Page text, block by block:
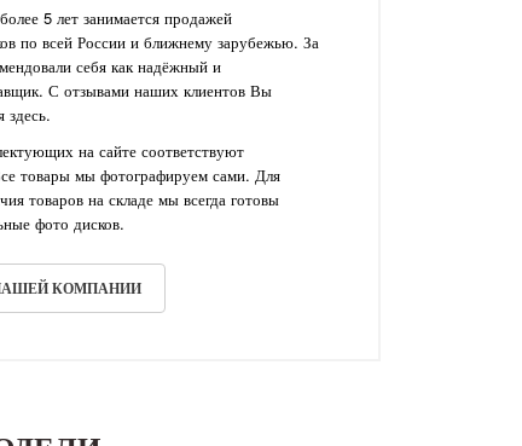
5 лет занимается продажей
по всей России и ближнему зарубежью. За
себя как надёжный и
С отзывами наших клиентов Вы
здесь.
на сайте соответствуют
товары мы фотографируем сами. Для
товаров на складе мы всегда готовы
фото дисков.
КОМПАНИИ